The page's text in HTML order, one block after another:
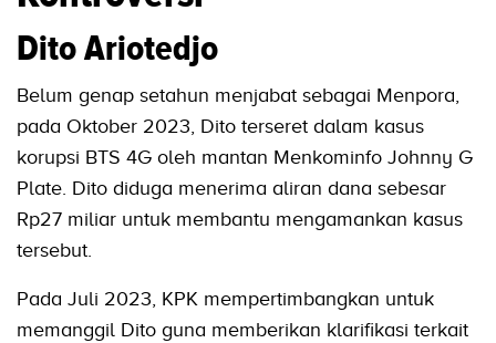
Dito Ariotedjo
Belum genap setahun menjabat sebagai Menpora,
pada Oktober 2023, Dito terseret dalam kasus
korupsi BTS 4G oleh mantan Menkominfo Johnny G
Plate. Dito diduga menerima aliran dana sebesar
Rp27 miliar untuk membantu mengamankan kasus
tersebut.
Pada Juli 2023, KPK mempertimbangkan untuk
memanggil Dito guna memberikan klarifikasi terkait